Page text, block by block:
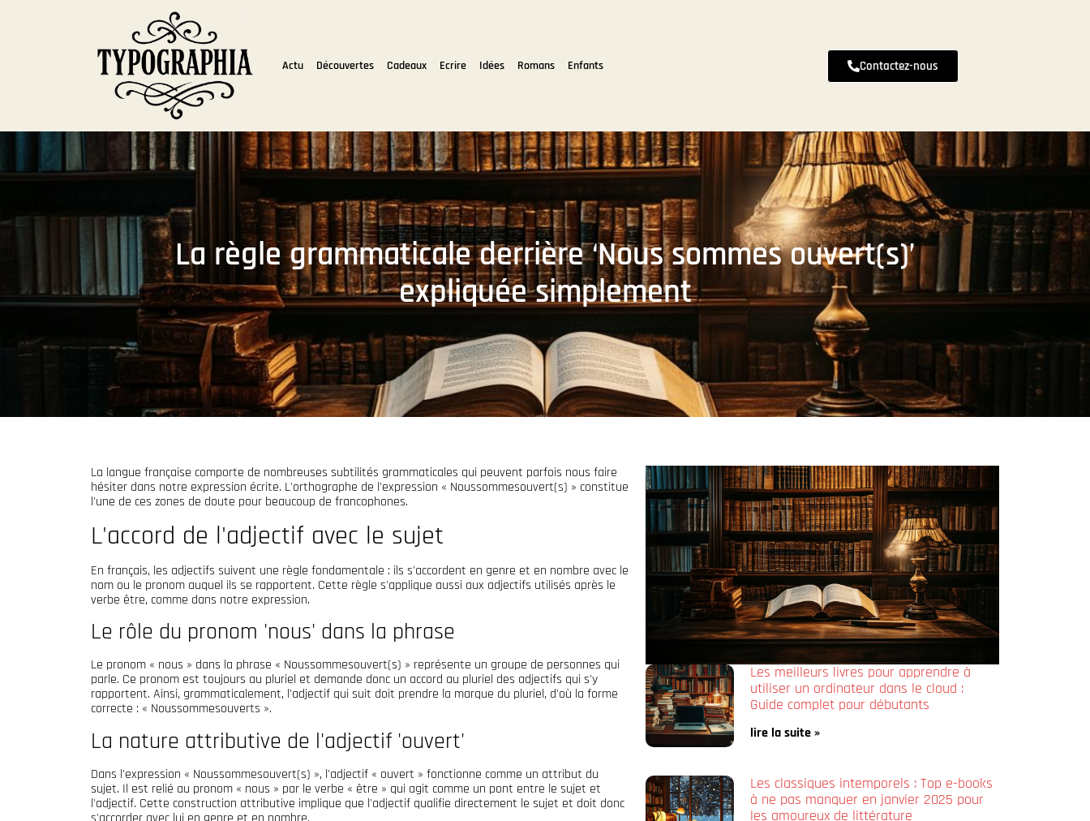
Actu Découvertes Cadeaux Ecrire Idées Romans Enfants Contactez-nous
La règle grammaticale derrière ‘Nous sommes ouvert(s)’
expliquée simplement
La langue française comporte de nombreuses subtilités grammaticales qui peuvent parfois nous faire
hésiter dans notre expression écrite. L'orthographe de l'expression « Noussommesouvert(s) » constitue
l'une de ces zones de doute pour beaucoup de francophones.
L'accord de l'adjectif avec le sujet
En français, les adjectifs suivent une règle fondamentale : ils s'accordent en genre et en nombre avec le
nom ou le pronom auquel ils se rapportent. Cette règle s'applique aussi aux adjectifs utilisés après le
verbe être, comme dans notre expression.
Le rôle du pronom 'nous' dans la phrase
Le pronom « nous » dans la phrase « Noussommesouvert(s) » représente un groupe de personnes qui
parle. Ce pronom est toujours au pluriel et demande donc un accord au pluriel des adjectifs qui s'y
rapportent. Ainsi, grammaticalement, l'adjectif qui suit doit prendre la marque du pluriel, d'où la forme
correcte : « Noussommesouverts ».
La nature attributive de l'adjectif 'ouvert'
Dans l'expression « Noussommesouvert(s) », l'adjectif « ouvert » fonctionne comme un attribut du
sujet. Il est relié au pronom « nous » par le verbe « être » qui agit comme un pont entre le sujet et
l'adjectif. Cette construction attributive implique que l'adjectif qualifie directement le sujet et doit donc
Les meilleurs livres pour apprendre à
utiliser un ordinateur dans le cloud :
Guide complet pour débutants
lire la suite »
Les classiques intemporels : Top e-books
à ne pas manquer en janvier 2025 pour
les amoureux de littérature